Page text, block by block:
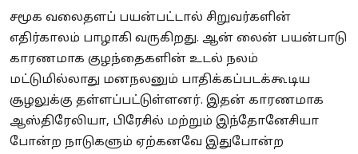
சமூக வலைதளப் பயன்பட்டால் சிறுவர்களின்
எதிர்காலம் பாழாகி வருகிறது. ஆன் லைன் பயன்பாடு
காரணமாக குழந்தைகளின் உடல் நலம்
மட்டுமில்லாது மனநலனும் பாதிக்கப்படக்கூடிய
சூழலுக்கு தள்ளப்பட்டுள்ளனர். இதன் காரணமாக
ஆஸ்திரேலியா, பிரேசில் மற்றும் இந்தோனேசியா
போன்ற நாடுகளும் ஏற்கனவே இதுபோன்ற